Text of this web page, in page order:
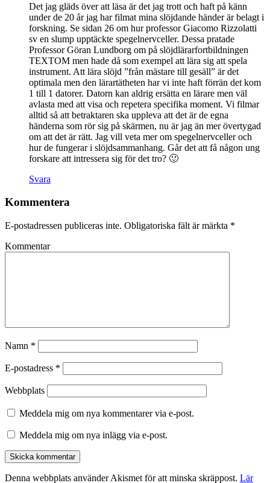
Det jag gläds över att läsa är det jag trott och haft på känn
under de 20 år jag har filmat mina slöjdande händer är belagt i
forskning. Se sidan 26 om hur professor Giacomo Rizzolatti
sv en slump upptäckte spegelnervceller. Dessa pratade
Professor Göran Lundborg om på slöjdlärarfortbildningen
TEXTOM men hade då som exempel att lära sig att spela
instrument. Att lära slöjd ”från mästare till gesäll” är det
optimala men den lärartätheten har vi inte haft förrän det kom
1 till 1 datorer. Datorn kan aldrig ersätta en lärare men väl
avlasta med att visa och repetera specifika moment. Vi filmar
alltid så att betraktaren ska uppleva att det är de egna
händerna som rör sig på skärmen, nu är jag än mer övertygad
om att det är rätt. Jag vill veta mer om spegelnervceller och
hur de fungerar i slöjdsammanhang. Går det att få någon ung
forskare att intressera sig för det tro? 🙂
Svara
Kommentera
E-postadressen publiceras inte. Obligatoriska fält är märkta *
Kommentar
Namn *
E-postadress *
Webbplats
Meddela mig om nya kommentarer via e-post.
Meddela mig om nya inlägg via e-post.
Denna webbplats använder Akismet för att minska skräppost. Lär